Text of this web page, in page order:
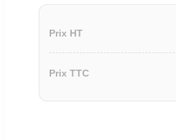
Prix HT
Prix TTC